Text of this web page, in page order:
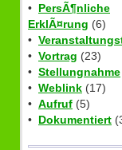
• PersÃ¶nliche
ErklÃ¤rung (6)
•
• Vortrag (23)
• Stellungnahme
• Weblink (17)
• Aufruf (5)
• Dokumentiert